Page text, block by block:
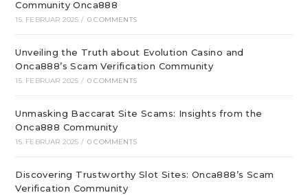
Community Onca888
15. FEBRUAR 2025 / 0 COMMENTS
Unveiling the Truth about Evolution Casino and
Onca888’s Scam Verification Community
15. FEBRUAR 2025 / 0 COMMENTS
Unmasking Baccarat Site Scams: Insights from the
Onca888 Community
15. FEBRUAR 2025 / 0 COMMENTS
Discovering Trustworthy Slot Sites: Onca888’s Scam
Verification Community